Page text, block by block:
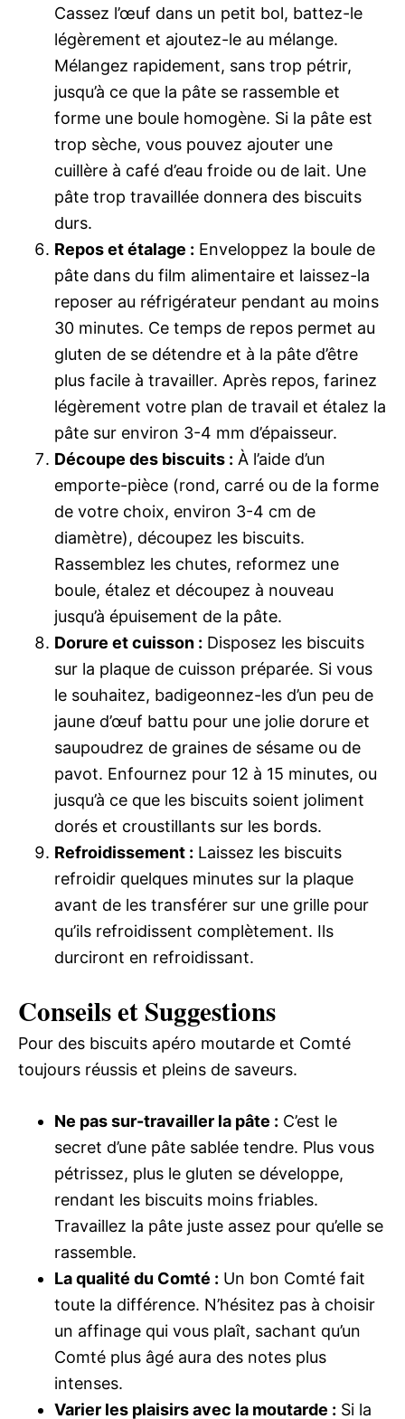
Cassez l’œuf dans un petit bol, battez-le
légèrement et ajoutez-le au mélange.
Mélangez rapidement, sans trop pétrir,
jusqu’à ce que la pâte se rassemble et
forme une boule homogène. Si la pâte est
trop sèche, vous pouvez ajouter une
cuillère à café d’eau froide ou de lait. Une
pâte trop travaillée donnera des biscuits
durs.
Repos et étalage : Enveloppez la boule de
pâte dans du film alimentaire et laissez-la
reposer au réfrigérateur pendant au moins
30 minutes. Ce temps de repos permet au
gluten de se détendre et à la pâte d’être
plus facile à travailler. Après repos, farinez
légèrement votre plan de travail et étalez la
pâte sur environ 3-4 mm d’épaisseur.
Découpe des biscuits : À l’aide d’un
emporte-pièce (rond, carré ou de la forme
de votre choix, environ 3-4 cm de
diamètre), découpez les biscuits.
Rassemblez les chutes, reformez une
boule, étalez et découpez à nouveau
jusqu’à épuisement de la pâte.
Dorure et cuisson : Disposez les biscuits
sur la plaque de cuisson préparée. Si vous
le souhaitez, badigeonnez-les d’un peu de
jaune d’œuf battu pour une jolie dorure et
saupoudrez de graines de sésame ou de
pavot. Enfournez pour 12 à 15 minutes, ou
jusqu’à ce que les biscuits soient joliment
dorés et croustillants sur les bords.
Refroidissement : Laissez les biscuits
refroidir quelques minutes sur la plaque
avant de les transférer sur une grille pour
qu’ils refroidissent complètement. Ils
durciront en refroidissant.
Conseils et Suggestions
Pour des biscuits apéro moutarde et Comté
toujours réussis et pleins de saveurs.
Ne pas sur-travailler la pâte : C’est le
secret d’une pâte sablée tendre. Plus vous
pétrissez, plus le gluten se développe,
rendant les biscuits moins friables.
Travaillez la pâte juste assez pour qu’elle se
rassemble.
La qualité du Comté : Un bon Comté fait
toute la différence. N’hésitez pas à choisir
un affinage qui vous plaît, sachant qu’un
Comté plus âgé aura des notes plus
intenses.
Varier les plaisirs avec la moutarde : Si la